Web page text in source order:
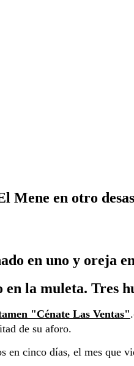
en otro
en uno y oreja
la muleta. Tres
"Cénate Las Ventas"
de su aforo.
cinco días, el mes que